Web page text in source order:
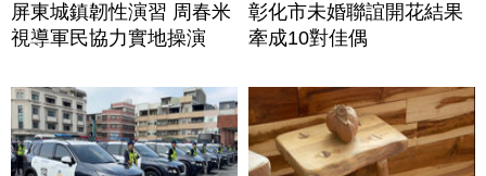
屏東城鎮韌性演習 周春米
視導軍民協力實地操演
彰化市未婚聯誼開花結果
牽成10對佳偶